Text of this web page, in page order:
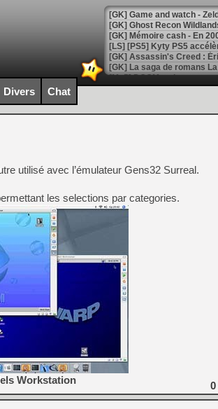
[Mo5] DOOM arrive en
[GK] Bethesda fête les 30
[GK] Roblox : l'action en
[GK] Agenda - GeForce
[LS] [PS5] ps5-y2jb-
[GK] Pourquoi Marvel
[GK] Test : Restory : Chill
[GK] GTA 6 : Rockstar
[GK] Hot Wheels Infinite
[GK] Mémoire cash -
[GK] Résultats Nintendo :
[GK] Déjà des
[Mo5] Brickboy cherche à
[GK] Minecraft et ses «
[GK] Beast of
[GK] Ubisoft : fin de partie
[GK] Mémoire cash -
[GK] Dan Houser (GTA)
[GK] Comment EA Sports
[GK] Crimson Moon : un
[GK] Isle of Reveries : le
[GK] Moonlighter 2 : The
[GK] Capcom relance
Divers Chat
utilisé avec l’émulateur Gens32 Surreal.
les selections par categories.
Workstation 0